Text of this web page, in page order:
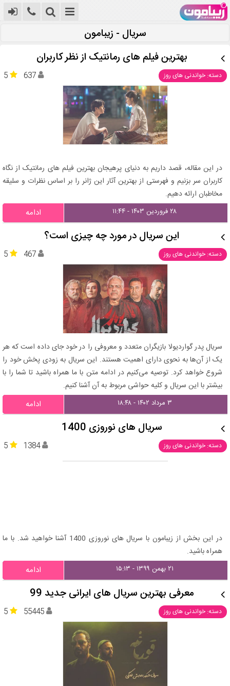
سریال - زیبامون
بهترین فیلم های رمانتیک از نظر کاربران
دسته: خواندنی های روز 5 637
در این مقاله، قصد داریم به دنیای پرهیجان بهترین فیلم های رمانتیک از نگاه
کاربران سر بزنیم و فهرستی از بهترین آثار این ژانر را بر اساس نظرات و سلیقه
مخاطبان ارائه دهیم.
۲۸ فروردین ۱۴۰۳ - ۱۱:۴۴ ادامه
این سریال در مورد چه چیزی است؟
دسته: خواندنی های روز 5 467
سریال پدر گواردیولا بازیگران متعدد و معروفی را در خود جای داده است که هر
یک از آن‌ها به نحوی دارای اهمیت هستند. این سریال به زودی پخش خود را
شروع خواهد کرد. توصیه می‌کنیم در ادامه متن با ما همراه باشید تا شما را با
بیشتر با این سریال و کلیه حواشی مربوط به آن آشنا کنیم.
۳ مرداد ۱۴۰۲ - ۱۸:۴۸ ادامه
سریال های نوروزی 1400
دسته: خواندنی های روز 5 1384
در این بخش از زیبامون با سریال های نوروزی 1400 آشنا خواهید شد. با ما
همراه باشید.
۲۱ بهمن ۱۳۹۹ - ۱۵:۱۳ ادامه
معرفی بهترین سریال های ایرانی جدید 99
دسته: خواندنی های روز 5 55445